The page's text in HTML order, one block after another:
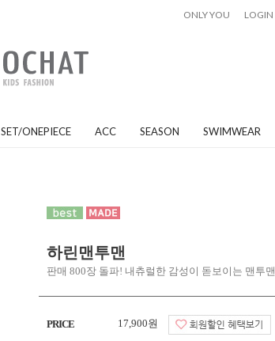
ONLY YOU LOGIN
SET/ONEPIECE ACC SEASON SWIMWEAR
하린맨투맨
판매 800장 돌파! 내츄럴한 감성이 돋보이는 맨투맨
PRICE 17,900원